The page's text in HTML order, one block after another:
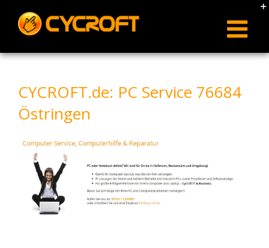
content
CYCROFT.de: PC Service 76684
Östringen